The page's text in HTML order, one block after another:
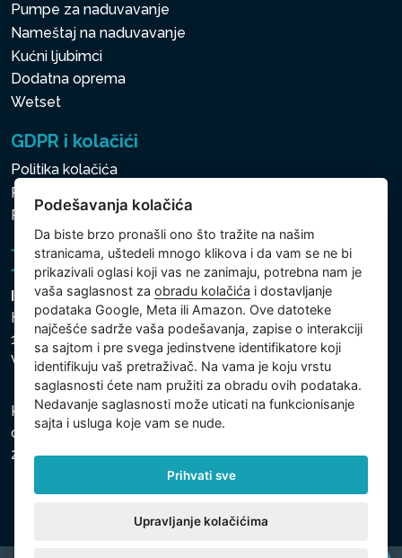
Pumpe za naduvavanje
Nameštaj na naduvavanje
Kućni ljubimci
Dodatna oprema
Wetset
GDPR i kolačići
Politika kolačića
Politika zaštite ličnih i drugih obrađivanih podataka
Politika kolačića
Intex Trading, s.r.o.
Hradecká 2526/3
130 00 Praha 3
Vinohrady - Česká republika
Kompanija je registrovana u Opštinskom sudu u Pragu,
odeljak C, uložak 74759, Identifikacioni broj kompanije:
26150808, Poreski identifikacioni broj: CZ26150808.
Podešavanja kolačića
Da biste brzo pronašli ono što tražite na našim
stranicama, uštedeli mnogo klikova i da vam se ne bi
prikazivali oglasi koji vas ne zanimaju, potrebna nam je
vaša saglasnost zaobradu kolačića i dostavljanje
podataka Google, Meta ili Amazon. Ove datoteke
najčešće sadrže vaša podešavanja, zapise o interakciji
sa sajtom i pre svega jedinstvene identifikatore koji
identifikuju vaš pretraživač. Na vama je koju vrstu
saglasnosti ćete nam pružiti za obradu ovih podataka.
Nedavanje saglasnosti može uticati na funkcionisanje
sajta i usluga koje vam se nude.
Prihvati sve
Upravljanje kolačićima